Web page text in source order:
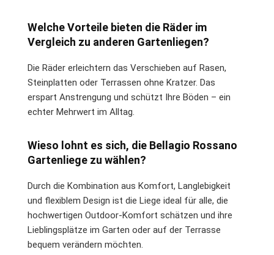
Welche Vorteile bieten die Räder im
Vergleich zu anderen Gartenliegen?
Die Räder erleichtern das Verschieben auf Rasen,
Steinplatten oder Terrassen ohne Kratzer. Das
erspart Anstrengung und schützt Ihre Böden – ein
echter Mehrwert im Alltag.
Wieso lohnt es sich, die Bellagio Rossano
Gartenliege zu wählen?
Durch die Kombination aus Komfort, Langlebigkeit
und flexiblem Design ist die Liege ideal für alle, die
hochwertigen Outdoor-Komfort schätzen und ihre
Lieblingsplätze im Garten oder auf der Terrasse
bequem verändern möchten.